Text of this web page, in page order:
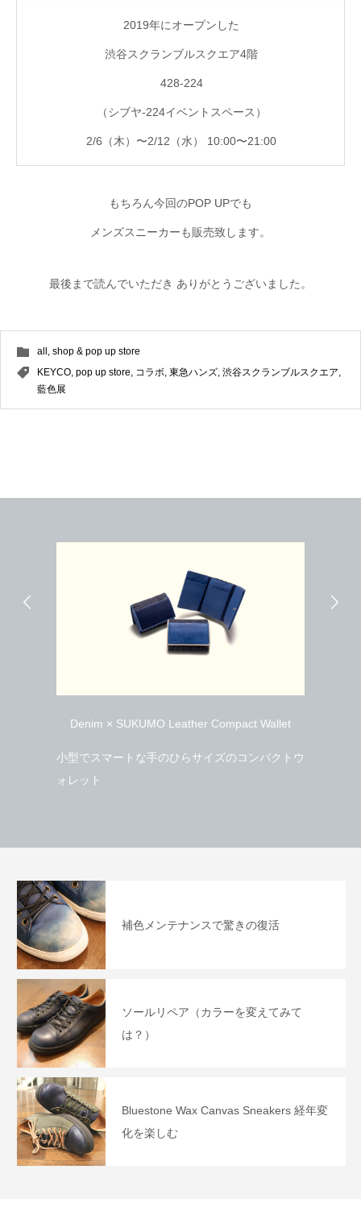
2019年にオープンした
渋谷スクランブルスクエア4階
428-224
（シブヤ-224イベントスペース）
2/6（木）〜2/12（水） 10:00〜21:00
もちろん今回のPOP UPでも
メンズスニーカーも販売致します。
最後まで読んでいただき ありがとうございました。
all , shop & pop up store
KEYCO, pop up store, コラボ, 東急ハンズ, 渋谷スクランブルスクエア,
藍色展
ま
Denim × SUKUMO Leather Compact Wallet
小型でスマートな手のひらサイズのコンパクトウ
ォレット
補色メンテナンスで驚きの復活
ソールリペア（カラーを変えてみて
は？）
Bluestone Wax Canvas Sneakers 経年変
化を楽しむ